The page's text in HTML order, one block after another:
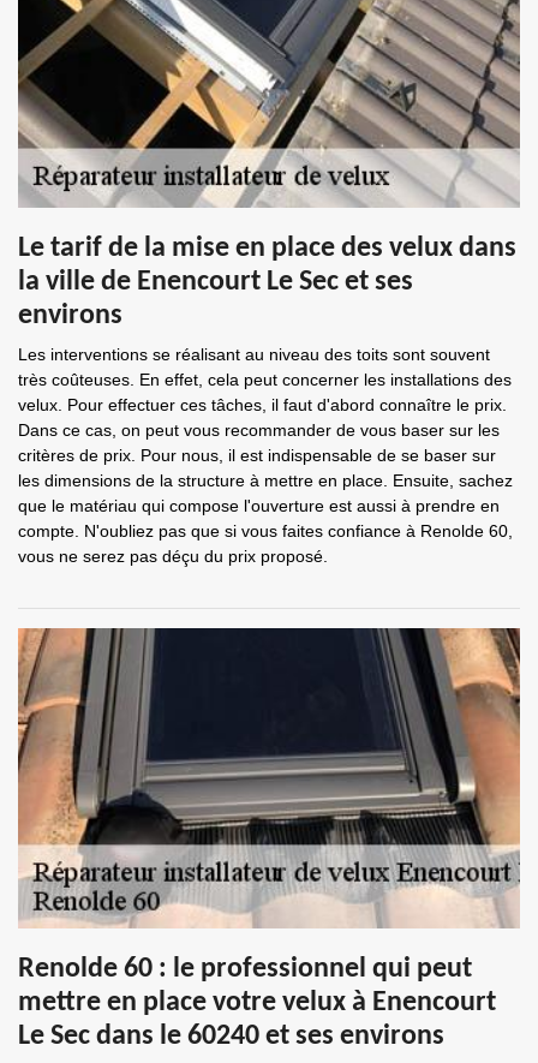
Le tarif de la mise en place des velux dans
la ville de Enencourt Le Sec et ses
environs
Les interventions se réalisant au niveau des toits sont souvent
très coûteuses. En effet, cela peut concerner les installations des
velux. Pour effectuer ces tâches, il faut d'abord connaître le prix.
Dans ce cas, on peut vous recommander de vous baser sur les
critères de prix. Pour nous, il est indispensable de se baser sur
les dimensions de la structure à mettre en place. Ensuite, sachez
que le matériau qui compose l'ouverture est aussi à prendre en
compte. N'oubliez pas que si vous faites confiance à Renolde 60,
vous ne serez pas déçu du prix proposé.
Renolde 60 : le professionnel qui peut
mettre en place votre velux à Enencourt
Le Sec dans le 60240 et ses environs